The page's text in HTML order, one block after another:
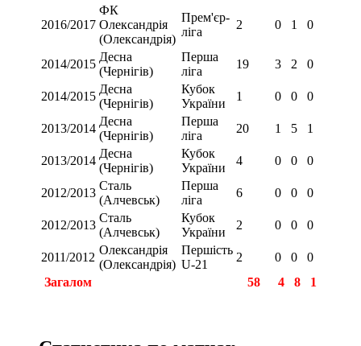
2016/2017
ФК
Олександрія
(Олександрія)
Прем'єр-
ліга
2 0 1 0
2014/2015
Десна
(Чернігів)
Перша
ліга
19 3 2 0
2014/2015
Десна
(Чернігів)
Кубок
України
1 0 0 0
2013/2014
Десна
(Чернігів)
Перша
ліга
20 1 5 1
2013/2014
Десна
(Чернігів)
Кубок
України
4 0 0 0
2012/2013
Сталь
(Алчевськ)
Перша
ліга
6 0 0 0
2012/2013
Сталь
(Алчевськ)
Кубок
України
2 0 0 0
2011/2012
Олександрія
(Олександрія)
Першість
U-21
2 0 0
0
Загалом
58 4 8 1